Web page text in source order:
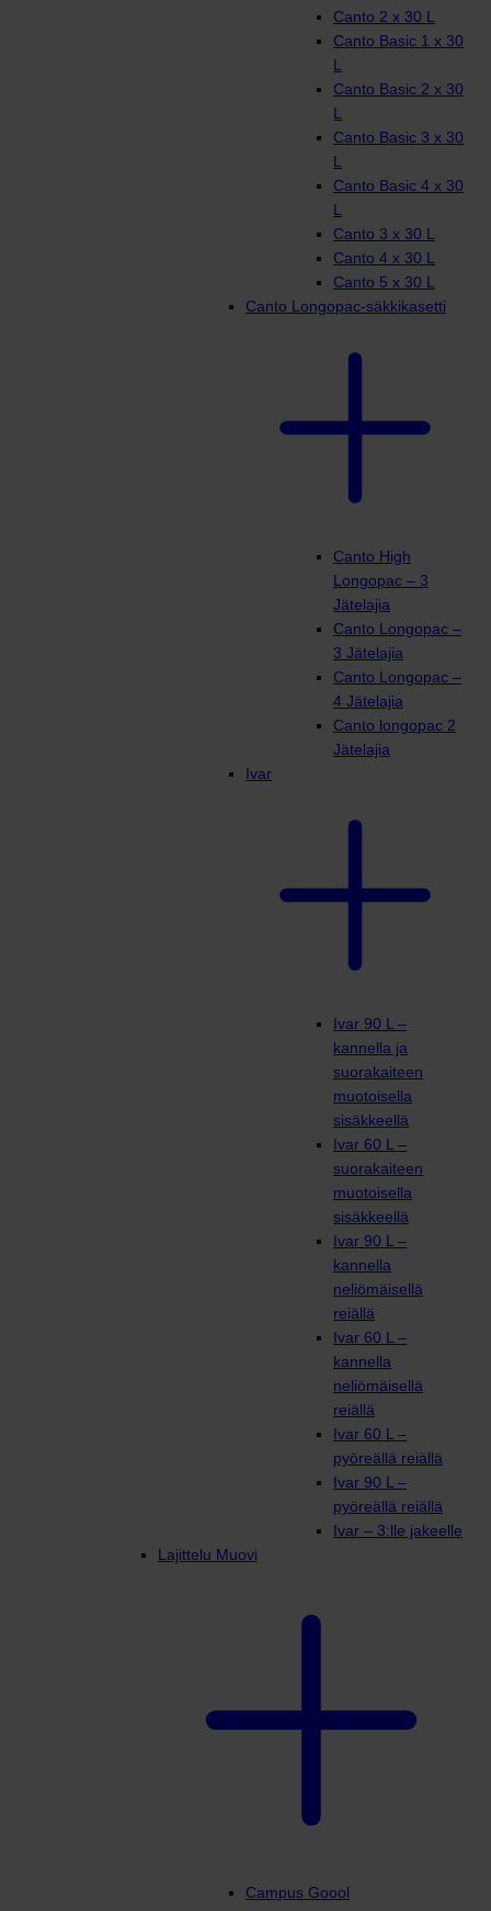
Canto 2 x 30 L
Canto Basic 1 x 30
L
Canto Basic 2 x 30
L
Canto Basic 3 x 30
L
Canto Basic 4 x 30
L
Canto 3 x 30 L
Canto 4 x 30 L
Canto 5 x 30 L
Canto Longopac-säkkikasetti
Canto High
Longopac – 3
Jätelajia
Canto Longopac –
3 Jätelajia
Canto Longopac –
4 Jätelajia
Canto longopac 2
Jätelajia
Ivar
Ivar 90 L –
kannella ja
suorakaiteen
muotoisella
sisäkkeellä
Ivar 60 L –
suorakaiteen
muotoisella
sisäkkeellä
Ivar 90 L –
kannella
neliömäisellä
reiällä
Ivar 60 L –
kannella
neliömäisellä
reiällä
Ivar 60 L –
pyöreällä reiällä
Ivar 90 L –
pyöreällä reiällä
Ivar – 3:lle jakeelle
Lajittelu Muovi
Campus Goool